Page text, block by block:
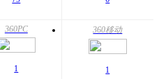
360PC
1
360移动
1